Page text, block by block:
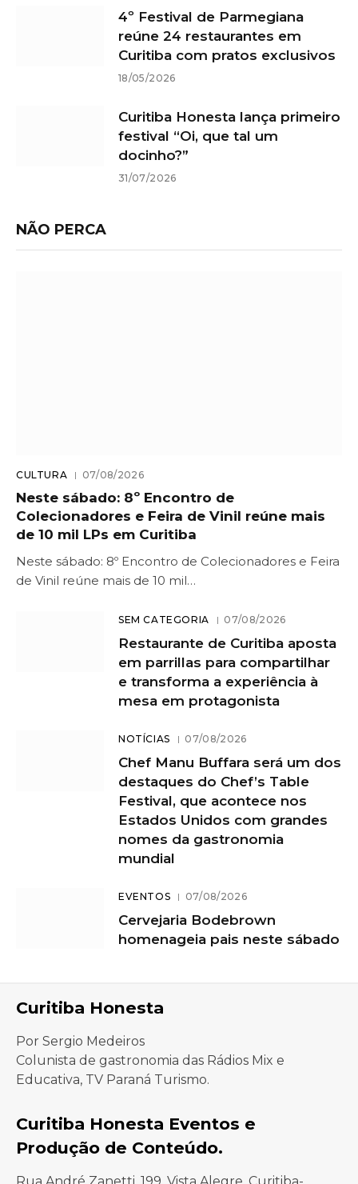
4º Festival de Parmegiana
reúne 24 restaurantes em
Curitiba com pratos exclusivos
18/05/2026
Curitiba Honesta lança primeiro
festival “Oi, que tal um
docinho?”
31/07/2026
NÃO PERCA
CULTURA 07/08/2026
Neste sábado: 8º Encontro de
Colecionadores e Feira de Vinil reúne mais
de 10 mil LPs em Curitiba
Neste sábado: 8º Encontro de Colecionadores e Feira
de Vinil reúne mais de 10 mil…
SEM CATEGORIA 07/08/2026
Restaurante de Curitiba aposta
em parrillas para compartilhar
e transforma a experiência à
mesa em protagonista
NOTÍCIAS 07/08/2026
Chef Manu Buffara será um dos
destaques do Chef’s Table
Festival, que acontece nos
Estados Unidos com grandes
nomes da gastronomia
mundial
EVENTOS 07/08/2026
Cervejaria Bodebrown
homenageia pais neste sábado
Curitiba Honesta
Por Sergio Medeiros
Colunista de gastronomia das Rádios Mix e
Educativa, TV Paraná Turismo.
Curitiba Honesta Eventos e
Produção de Conteúdo.